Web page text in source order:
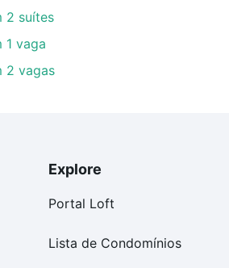
2 suítes
1 vaga
2 vagas
Explore
Portal Loft
Lista de Condomínios